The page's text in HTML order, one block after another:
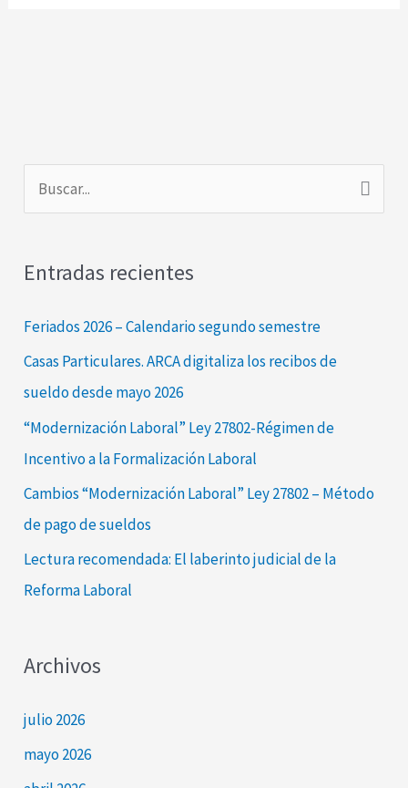
c
a
Entradas recientes
Feriados 2026 – Calendario segundo semestre
Casas Particulares. ARCA digitaliza los recibos de
sueldo desde mayo 2026
“Modernización Laboral” Ley 27802-Régimen de
Incentivo a la Formalización Laboral
Cambios “Modernización Laboral” Ley 27802 – Método
de pago de sueldos
Lectura recomendada: El laberinto judicial de la
Reforma Laboral
Archivos
julio 2026
mayo 2026